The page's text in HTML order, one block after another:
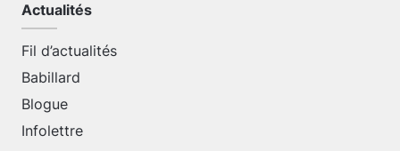
Actualités
Fil d’actualités
Babillard
Blogue
Infolettre